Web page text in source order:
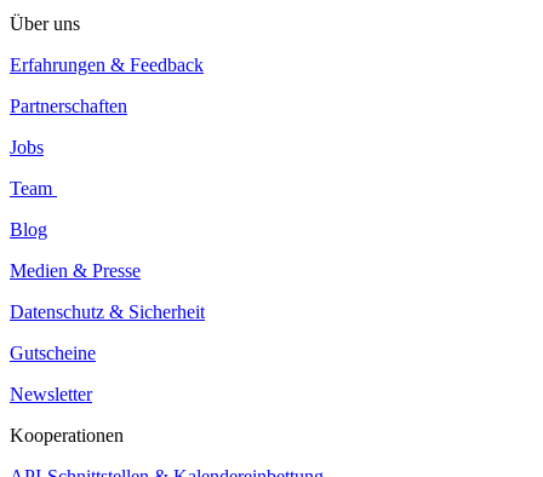
Über uns
Erfahrungen & Feedback
Partnerschaften
Jobs
Team
Blog
Medien & Presse
Datenschutz & Sicherheit
Gutscheine
Newsletter
Kooperationen